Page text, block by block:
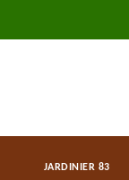
JARDINIER 83